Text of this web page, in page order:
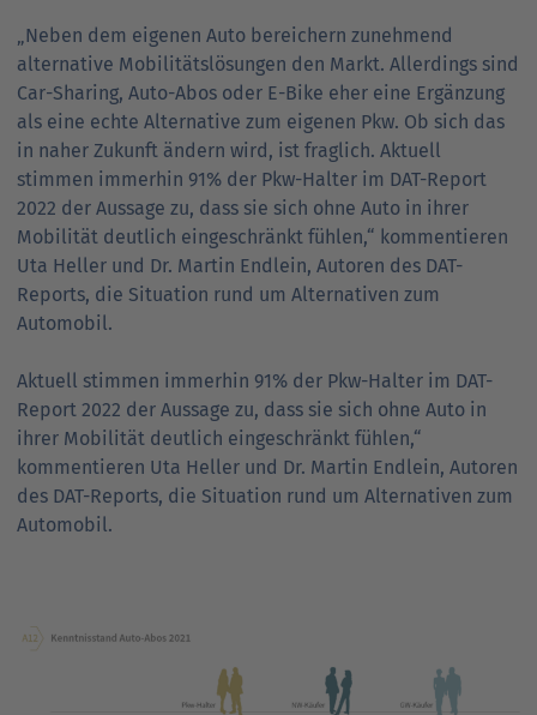
„Neben dem eigenen Auto bereichern zunehmend
alternative Mobilitätslösungen den Markt. Allerdings sind
Car-Sharing, Auto-Abos oder E-Bike eher eine Ergänzung
als eine echte Alternative zum eigenen Pkw. Ob sich das
in naher Zukunft ändern wird, ist fraglich. Aktuell
stimmen immerhin 91% der Pkw-Halter im DAT-Report
2022 der Aussage zu, dass sie sich ohne Auto in ihrer
Mobilität deutlich eingeschränkt fühlen,“ kommentieren
Uta Heller und Dr. Martin Endlein, Autoren des DAT-
Reports, die Situation rund um Alternativen zum
Automobil.
Aktuell stimmen immerhin 91% der Pkw-Halter im DAT-
Report 2022 der Aussage zu, dass sie sich ohne Auto in
ihrer Mobilität deutlich eingeschränkt fühlen,“
kommentieren Uta Heller und Dr. Martin Endlein, Autoren
des DAT-Reports, die Situation rund um Alternativen zum
Automobil.